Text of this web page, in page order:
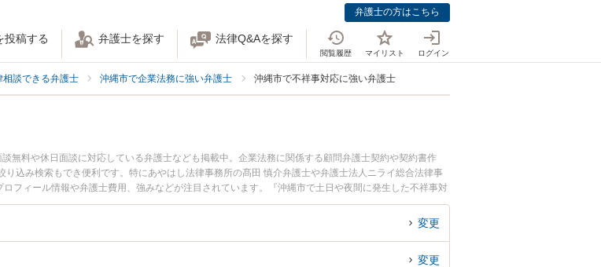
弁護士の方はこちら
投稿する 弁護士を探す 法律Q&Aを探す
閲覧履歴 マイリスト ログイン
相談できる弁護士 沖縄市で企業法務に強い弁護士 沖縄市で不祥事対応に強い弁護士
無料や休日面談に対応している弁護士なども掲載中。企業法務に関係する顧問弁護士契約や契約書作
込み検索もでき便利です。特にあやはし法律事務所の髙田 慎介弁護士や弁護士法人ニライ総合法律事
フィール情報や弁護士費用、強みなどが注目されています。『沖縄市で土日や夜間に発生した不祥事対
の実績豊富な近くの弁護士を検索したい』『初回相談無料で不祥事対応を法律相談できる沖縄市内の弁
変更
変更